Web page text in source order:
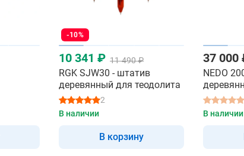
-10%
10 341 ₽ 11 490 ₽
RGK SJW30 - штатив
деревянный для теодолита
2
В наличии
В корзину
37 000
NEDO
В наличии